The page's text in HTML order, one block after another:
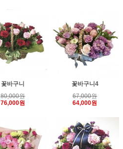
꽃바구니
80,000원
76,000원
꽃바구니4
67,000원
64,000원